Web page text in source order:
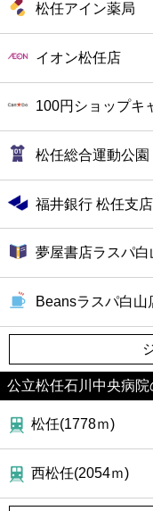
ホテル
松任アイン薬局
イオン松任店
100円ショップキ
松任総合運動公園
福井銀行 松任支店
夢屋書店ラスパ白
Beansラスパ白山
公立松任石川中央病院
松任(1778ｍ)
西松任(2054ｍ)